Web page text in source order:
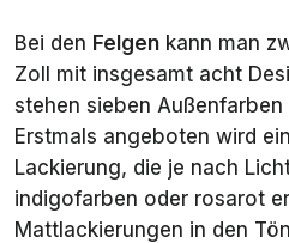
Bei den Felgen kann man
Zoll mit insgesamt acht
stehen sieben Außenfarben
Erstmals angeboten wird
Lackierung, die je nach
indigofarben oder rosarot
Mattlackierungen in den